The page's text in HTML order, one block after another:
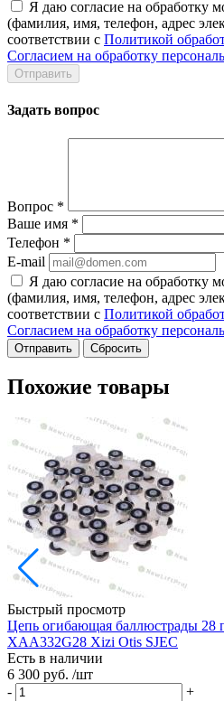
Я даю согласие на обработку
(фамилия, имя, телефон, адрес
соответствии с Политикой
Согласием на обработку
Задать вопрос
Вопрос *
Ваше имя *
Телефон *
E-mail
Я даю согласие на обработку
(фамилия, имя, телефон, адрес
соответствии с Политикой
Согласием на обработку
Сбросить
Похожие товары
Быстрый просмотр
Цепь огибающая баллюстрады 28
XAA332G28 Xizi Otis SJEC
Есть в наличии
6 300 руб. /шт
-
+